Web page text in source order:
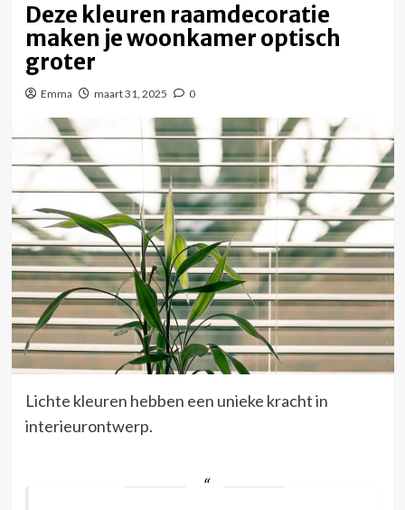
Deze kleuren raamdecoratie
maken je woonkamer optisch
groter
Emma maart 31, 2025 0
Lichte kleuren hebben een unieke kracht in
interieurontwerp.